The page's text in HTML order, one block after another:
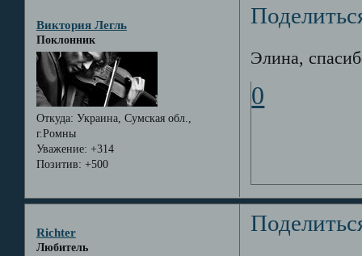
Виктория Легль
Поклонник
Откуда: Украина, Сумская обл.,
г.Ромны
Уважение: +314
Позитив: +500
Элина,
0
Richter
Любитель